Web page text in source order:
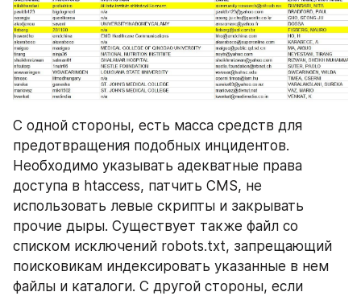
С одной стороны, есть масса средств для
предотвращения подобных инцидентов.
Необходимо указывать адекватные права
доступа в htaccess, патчить CMS, не
использовать левые скрипты и закрывать
прочие дыры. Существует также файл со
списком исключений robots.txt, запрещающий
поисковикам индексировать указанные в нем
файлы и каталоги. С другой стороны, если